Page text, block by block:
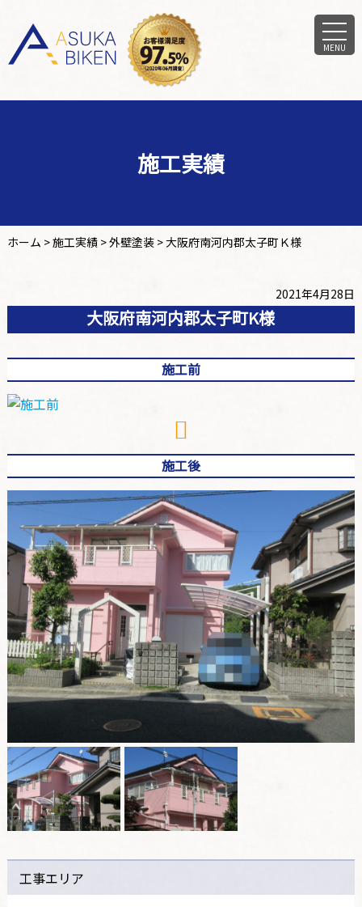
MENU
施工実績
ホーム >施工実績>外壁塗装>大阪府南河内郡太子町Ｋ様
2021年4月28日
大阪府南河内郡太子町K様
施工前
施工後
工事エリア